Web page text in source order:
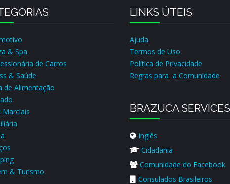
& Spa
de Carros
& Saúde
de Alimentação
Marciais
& Turismo
LINKS ÚTEIS
Ajuda
Termos de Uso
Política de Privacidade
Regras para a Comunidade
BRAZUCA SERVICES
Inglês
Cidadania
Comunidade do Facebook
Consulados Brasileiros